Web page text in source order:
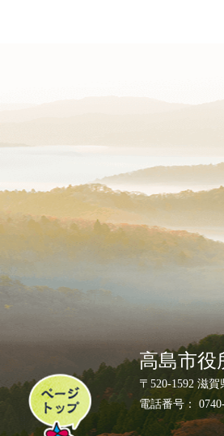
ペ
ー
ジ
高島市役
〒520-1592 滋
電話番号：